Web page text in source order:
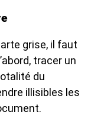
grise, il faut
tracer un
du
illisibles les